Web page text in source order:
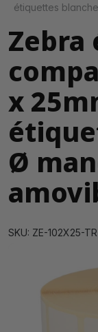
étiquettes
x
Ø
SKU: ZE-102X25-